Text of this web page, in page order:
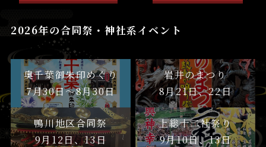
2026年の合同祭・神社系イベント
奥千葉御朱印めぐり
7月30日〜8月30日
岩井のまつり
8月21日、22日
鴨川地区合同祭
9月12日、13日
上総十二社祭り
9月10日、13日